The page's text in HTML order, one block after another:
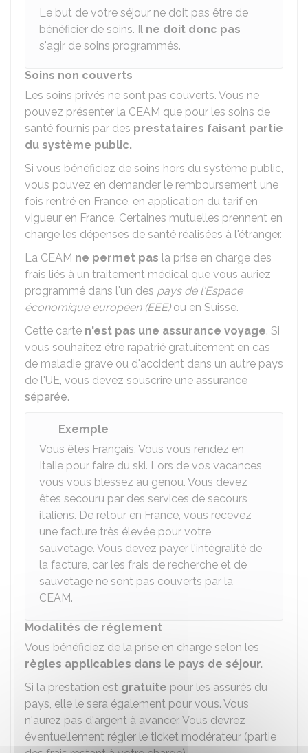
Le but de votre séjour ne doit pas être de
bénéficier de soins. Il ne doit donc pas
s'agir de soins programmés.
Soins non couverts
Les soins privés ne sont pas couverts. Vous ne
pouvez présenter la CEAM que pour les soins de
santé fournis par des prestataires faisant partie
du système public.
Si vous bénéficiez de soins hors du système public,
vous pouvez en demander le remboursement une
fois rentré en France, en application du tarif en
vigueur en France. Certaines mutuelles prennent en
charge les dépenses de santé réalisées à l'étranger.
La CEAM ne permet pas la prise en charge des
frais liés à un traitement médical que vous auriez
programmé dans l'un des pays de l'Espace
économique européen (EEE)ou en Suisse.
Cette carte n'est pas une assurance voyage. Si
vous souhaitez être rapatrié gratuitement en cas
de maladie grave ou d'accident dans un autre pays
de l'UE, vous devez souscrire une assurance
séparée.
Exemple
Vous êtes Français. Vous vous rendez en
Italie pour faire du ski. Lors de vos vacances,
vous vous blessez au genou. Vous devez
êtes secouru par des services de secours
italiens. De retour en France, vous recevez
une facture très élevée pour votre
sauvetage. Vous devez payer l'intégralité de
la facture, car les frais de recherche et de
sauvetage ne sont pas couverts par la
CEAM.
Modalités de réglement
Vous bénéficiez de la prise en charge selon les
règles applicables dans le pays de séjour.
Si la prestation est gratuite pour les assurés du
pays, elle le sera également pour vous. Vous
n'aurez pas d'argent à avancer. Vous devrez
éventuellement régler le ticket modérateur (partie